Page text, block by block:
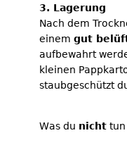
3. Lagerung
Nach dem
einem gut
aufbewahrt
kleinen
staubgeschützt
Was du nicht tun